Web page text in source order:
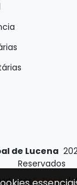
de Lucena
Reservados
porE-Ticons|